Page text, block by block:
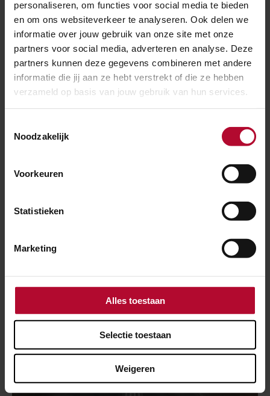
personaliseren, om functies voor social media te bieden
en om ons websiteverkeer te analyseren. Ook delen we
informatie over jouw gebruik van onze site met onze
partners voor social media, adverteren en analyse. Deze
partners kunnen deze gegevens combineren met andere
informatie die jij aan ze hebt verstrekt of die ze hebben
verzameld op basis van jouw gebruik van hun services.
Noodzakelijk
Voorkeuren
Statistieken
Marketing
Alles toestaan
Selectie toestaan
Weigeren
7 augustus 2026